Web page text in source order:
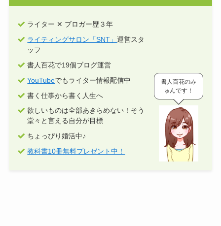
ライター ✕ ブロガー歴３年
ライティングサロン「SNT」運営スタ
ッフ
書人百花で19個ブログ運営
YouTubeでもライター情報配信中
書く仕事から書く人生へ
欲しいものは全部あきらめない！そう
堂々と言える自分が目標
ちょっぴり婚活中♪
教科書10冊無料プレゼント中！
書人百花のみ
ゅんです！